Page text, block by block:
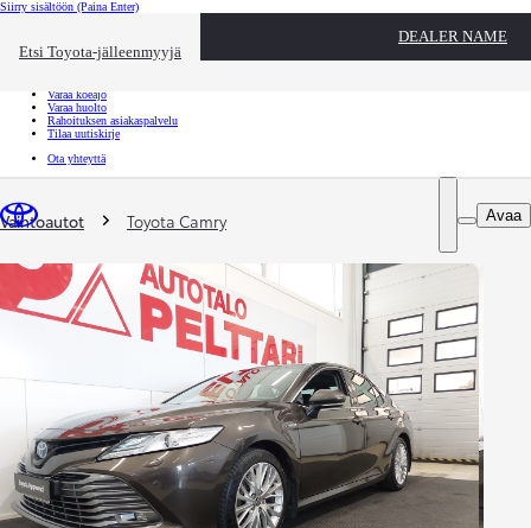
Siirry sisältöön (Paina Enter)
Etsi Toyota-jälleenmyyjä
DEALER NAME
Toyota palvelee Sulje
Varaa koeajo
Varaa huolto
Rahoituksen asiakaspalvelu
Tilaa uutiskirje
Ota yhteyttä
Avaa
Olet täällä
Vaihtoautot Toyota Camry